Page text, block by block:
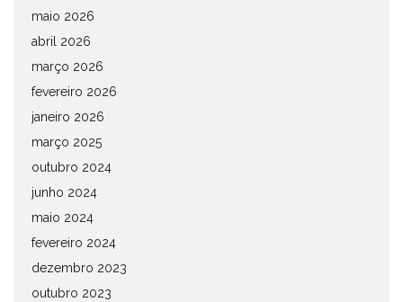
maio 2026
abril 2026
março 2026
fevereiro 2026
janeiro 2026
março 2025
outubro 2024
junho 2024
maio 2024
fevereiro 2024
dezembro 2023
outubro 2023